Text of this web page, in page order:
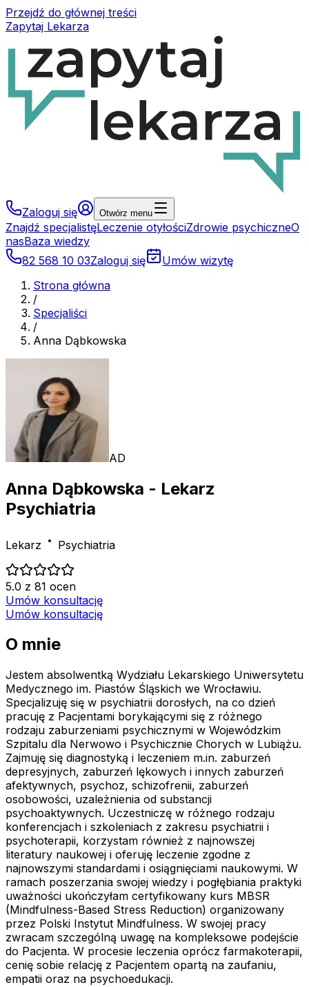
Przejdź do głównej treści
Zapytaj Lekarza
Zaloguj się Otwórz menu
Znajdź specjalistęLeczenie otyłościZdrowie psychiczneO
nasBaza wiedzy
82 568 10 03Zaloguj się
Umów wizytę
Strona główna
/
Specjaliści
/
Anna Dąbkowska
AD
Anna Dąbkowska - Lekarz
Psychiatria
Lekarz Psychiatria
5.0 z 81 ocen
Umów konsultację
Umów konsultację
O mnie
Jestem absolwentką Wydziału Lekarskiego Uniwersytetu
Medycznego im. Piastów Śląskich we Wrocławiu.
Specjalizuję się w psychiatrii dorosłych, na co dzień
pracuję z Pacjentami borykającymi się z różnego
rodzaju zaburzeniami psychicznymi w Wojewódzkim
Szpitalu dla Nerwowo i Psychicznie Chorych w Lubiążu.
Zajmuję się diagnostyką i leczeniem m.in. zaburzeń
depresyjnych, zaburzeń lękowych i innych zaburzeń
afektywnych, psychoz, schizofrenii, zaburzeń
osobowości, uzależnienia od substancji
psychoaktywnych. Uczestniczę w różnego rodzaju
konferencjach i szkoleniach z zakresu psychiatrii i
psychoterapii, korzystam również z najnowszej
literatury naukowej i oferuję leczenie zgodne z
najnowszymi standardami i osiągnięciami naukowymi. W
ramach poszerzania swojej wiedzy i pogłębiania praktyki
uważności ukończyłam certyfikowany kurs MBSR
(Mindfulness-Based Stress Reduction) organizowany
przez Polski Instytut Mindfulness. W swojej pracy
zwracam szczególną uwagę na kompleksowe podejście
do Pacjenta. W procesie leczenia oprócz farmakoterapii,
cenię sobie relację z Pacjentem opartą na zaufaniu,
empatii oraz na psychoedukacji.